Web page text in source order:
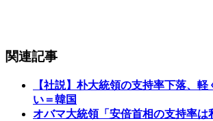
関連記事
【社説】朴大統領の支持率下落、
い＝韓国
オバマ大統領「安倍首相の支持率は